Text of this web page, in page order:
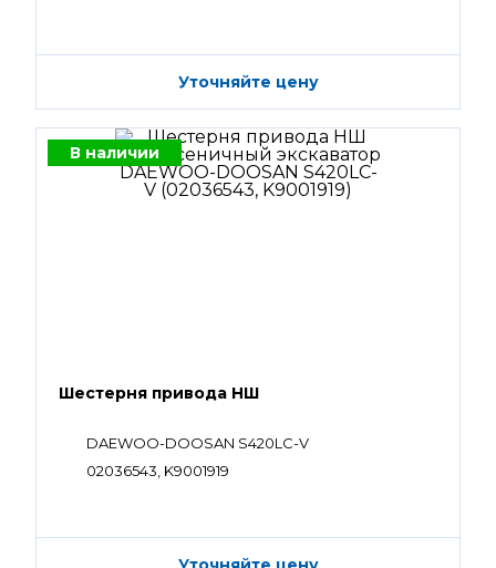
Уточняйте цену
В наличии
Шестерня привода НШ
DAEWOO-DOOSAN S420LC-V
02036543, K9001919